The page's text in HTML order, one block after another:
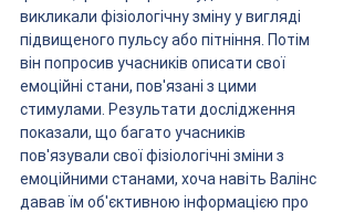
викликали фізіологічну зміну у вигляді
підвищеного пульсу або пітніння. Потім
він попросив учасників описати свої
емоційні стани, пов'язані з цими
стимулами. Результати дослідження
показали, що багато учасників
пов'язували свої фізіологічні зміни з
емоційними станами, хоча навіть Валінс
давав їм об'єктивною інформацією про